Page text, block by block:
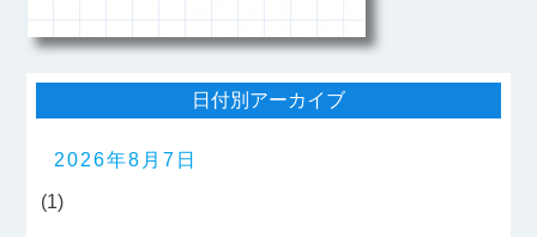
日付別アーカイブ
2026年8月7日
(1)